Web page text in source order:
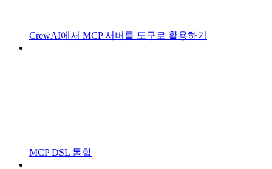
CrewAI에서 MCP 서버를 도구로 활용하기
MCP DSL 통합